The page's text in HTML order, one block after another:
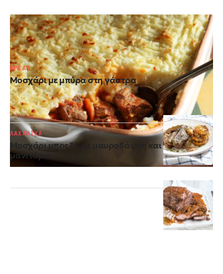
Μοσχαράκι κοκκινιστό με πουρέ ογκρατέν
ΚΡΕΑΣ
Μοσχάρι με μπύρα στη γάστρα
ΚΡΕΑΣ
Μοσχάρι μπρεζέ, με μαυροδάφνη και
μανιτάρια
ΛΑΧΑΝΙΚΑ